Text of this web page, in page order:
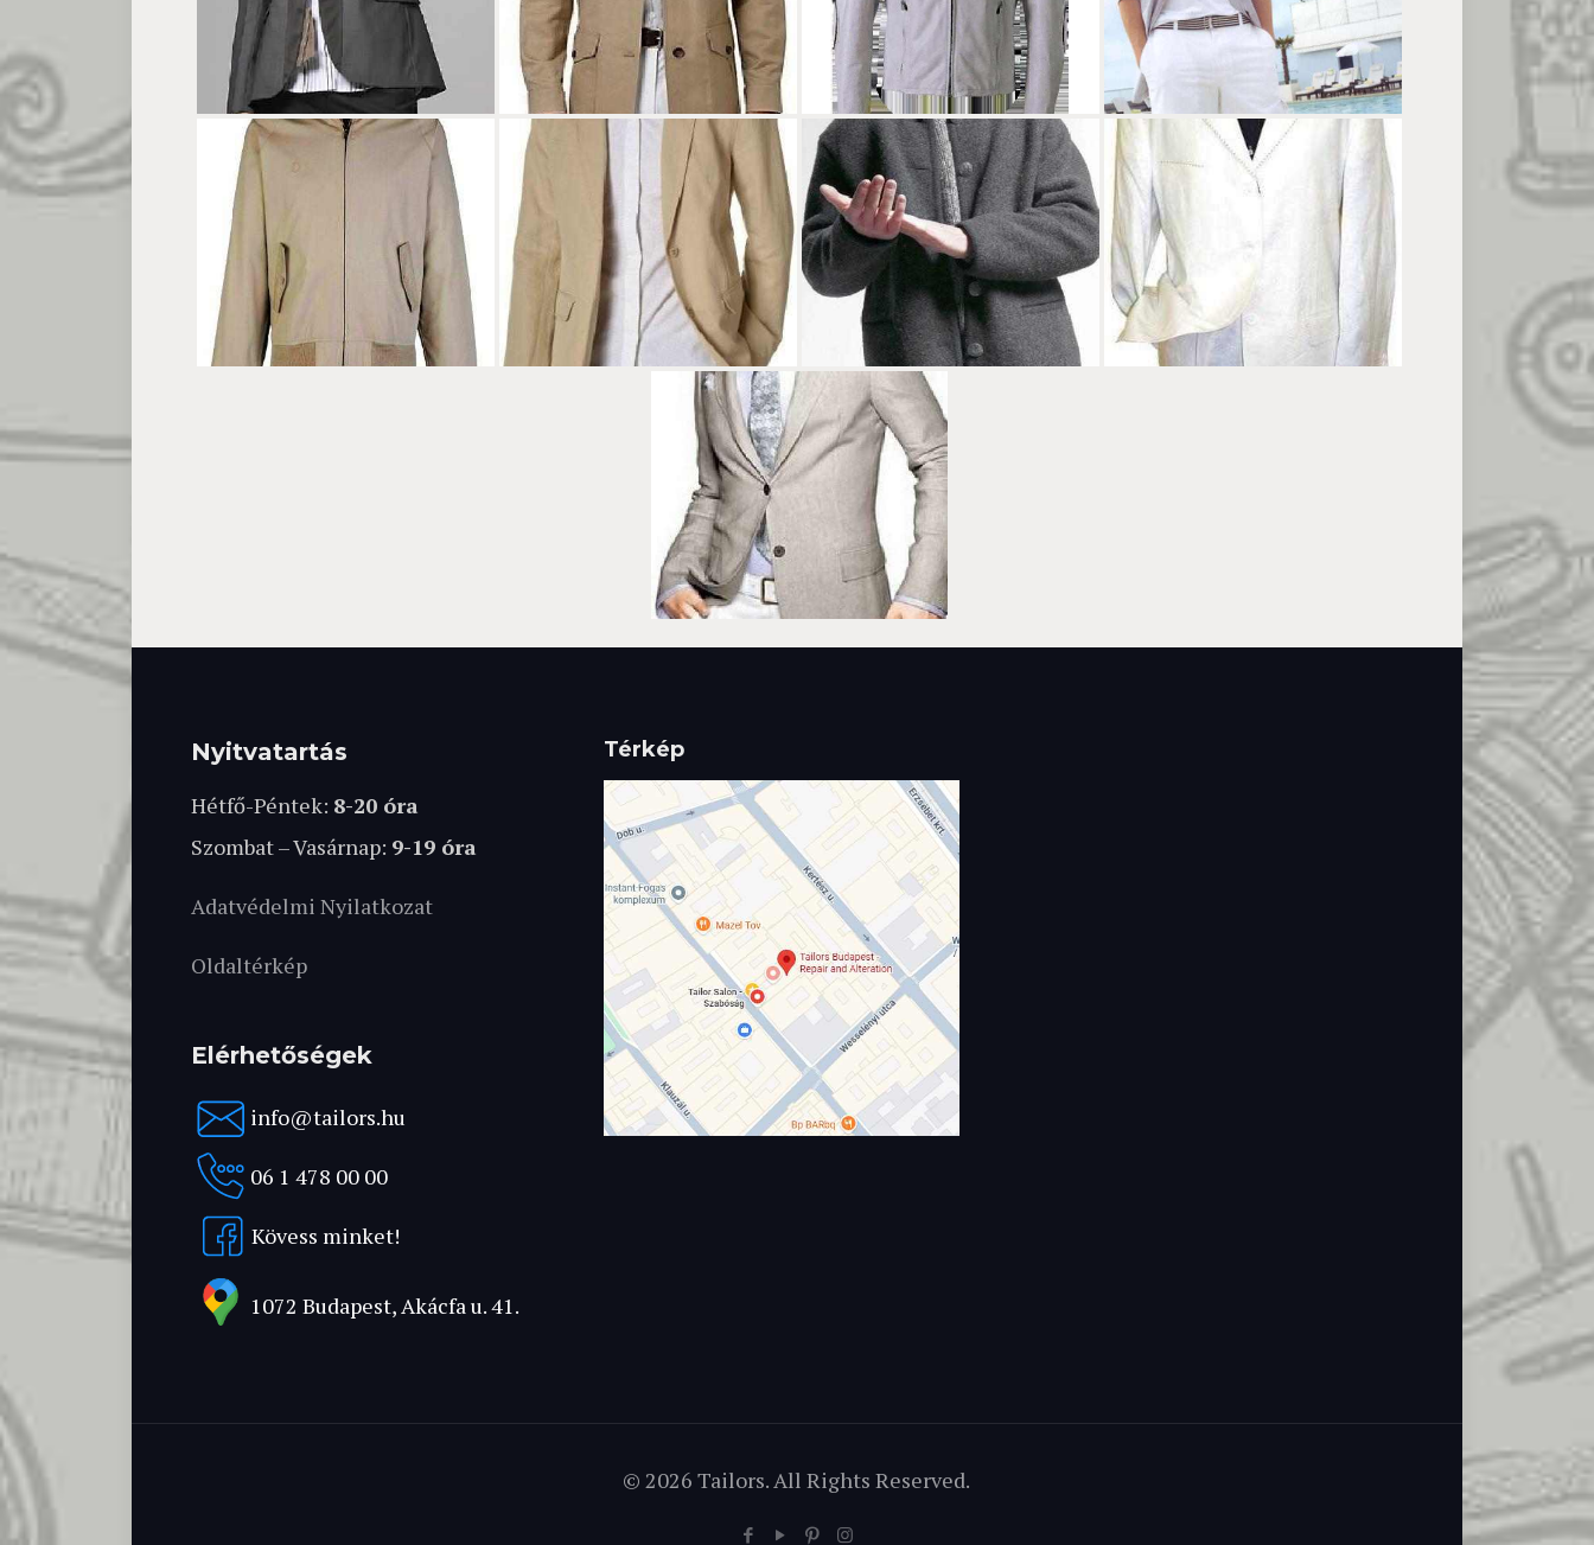
Nyitvatartás
Hétfő-Péntek: 8-20 óra
Szombat – Vasárnap: 9-19 óra
Adatvédelmi Nyilatkozat
Oldaltérkép
Elérhetőségek
info@tailors.hu
06 1 478 00 00
Kövess minket!
1072 Budapest, Akácfa u. 41.
Térkép
© 2026 Tailors. All Rights Reserved.